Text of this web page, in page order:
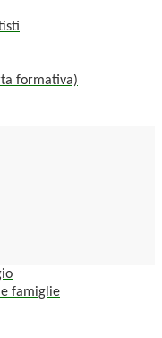
formativa)
famiglie